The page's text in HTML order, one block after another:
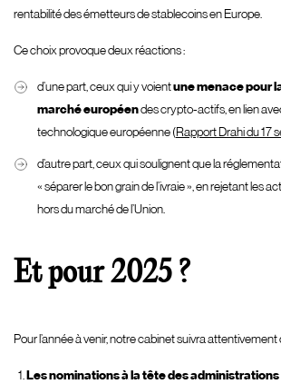
rentabilité des émetteurs de stablecoins en Europe.
Ce choix provoque deux réactions :
d’une part, ceux qui y voientune menace pour
marché européendes crypto-actifs, en lien
technologique européenne (Rapport Drahi du 17
d’autre part, ceux qui soulignent que la
« séparer le bon grain de l’ivraie », en rejetant les
hors du marché de l’Union.
Et pour 2025 ?
Pour l’année à venir, notre cabinet suivra
Les nominations à la tête des